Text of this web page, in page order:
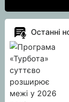
Останні